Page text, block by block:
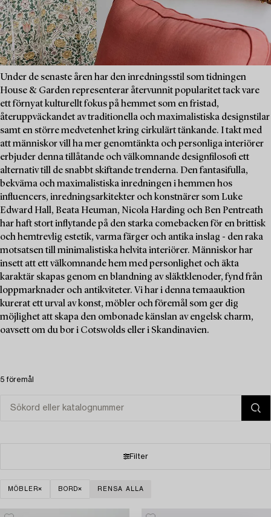
Under de senaste åren har den inredningsstil som tidningen
House & Garden representerar återvunnit popularitet tack vare
ett förnyat kulturellt fokus på hemmet som en fristad,
återuppväckandet av traditionella och maximalistiska designstilar
samt en större medvetenhet kring cirkulärt tänkande. I takt med
att människor vill ha mer genomtänkta och personliga interiörer
erbjuder denna tillåtande och välkomnande designfilosofi ett
alternativ till de snabbt skiftande trenderna. Den fantasifulla,
bekväma och maximalistiska inredningen i hemmen hos
influencers, inredningsarkitekter och konstnärer som Luke
Edward Hall, Beata Heuman, Nicola Harding och Ben Pentreath
har haft stort inflytande på den starka comebacken för en brittisk
och hemtrevlig estetik, varma färger och antika inslag - den raka
motsatsen till minimalistiska helvita interiörer. Människor har
insett att ett välkomnande hem med personlighet och äkta
karaktär skapas genom en blandning av släktklenoder, fynd från
loppmarknader och antikviteter. Vi har i denna temaauktion
kurerat ett urval av konst, möbler och föremål som ger dig
möjlighet att skapa den ombonade känslan av engelsk charm,
oavsett om du bor i Cotswolds eller i Skandinavien.
5 föremål
Filter
MÖBLER BORD RENSA ALLA